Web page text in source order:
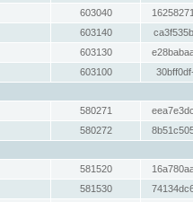
603040
603140
603130
603100
580271
580272
581520
581530